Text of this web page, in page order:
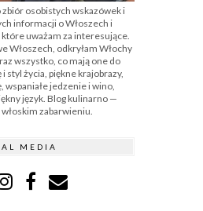
osobistych wskazówek i
informacji o Włoszech i
uważam za interesujące.
Włoszech, odkryłam Włochy
wszystko, co mają one do
styl życia, piękne krajobrazy,
wspaniałe jedzenie i wino,
język. Blog kulinarno —
zabarwieniu.
MEDIA